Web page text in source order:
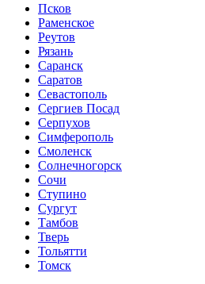
Псков
Раменское
Реутов
Рязань
Саранск
Саратов
Севастополь
Сергиев Посад
Серпухов
Симферополь
Смоленск
Солнечногорск
Сочи
Ступино
Сургут
Тамбов
Тверь
Тольятти
Томск